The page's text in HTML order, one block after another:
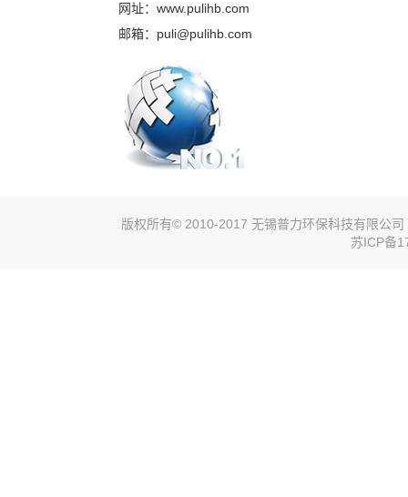
网址：www.pulihb.com
邮箱：puli@pulihb.com
版权所有© 2010-2017 无锡普力环保科技有限公
苏ICP备